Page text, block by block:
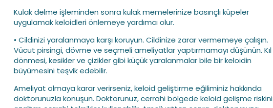
Kulak delme işleminden sonra kulak memelerinize basınçlı küpeler
uygulamak keloidleri önlemeye yardımcı olur.
• Cildinizi yaralanmaya karşı koruyun. Cildinize zarar vermemeye çalışın.
Vücut pirsingi, dövme ve seçmeli ameliyatlar yaptırmamayı düşünün. Kıl
dönmesi, kesikler ve çizikler gibi küçük yaralanmalar bile bir keloidin
büyümesini teşvik edebilir.
Ameliyat olmaya karar verirseniz, keloid geliştirme eğiliminiz hakkında
doktorunuzla konuşun. Doktorunuz, cerrahi bölgede keloid gelişme riskini